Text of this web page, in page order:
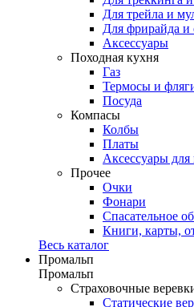
Для трейла и
Для фрирайда и
Аксессуары
Походная кухня
Газ
Термосы и
Посуда
Компасы
Колбы
Платы
Аксессуары для
Прочее
Очки
Фонари
Спасательное
Книги, карты,
Весь каталог
Промальп
Промальп
Страховочные
Статические